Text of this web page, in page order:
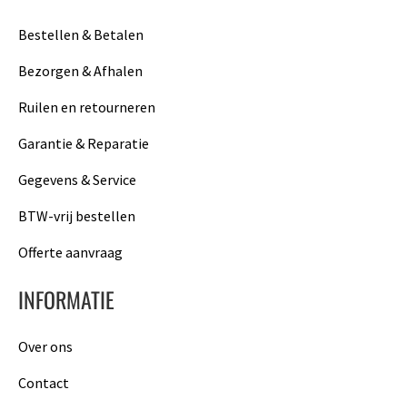
Bestellen & Betalen
Bezorgen & Afhalen
Ruilen en retourneren
Garantie & Reparatie
Gegevens & Service
BTW-vrij bestellen
Offerte aanvraag
INFORMATIE
Over ons
Contact